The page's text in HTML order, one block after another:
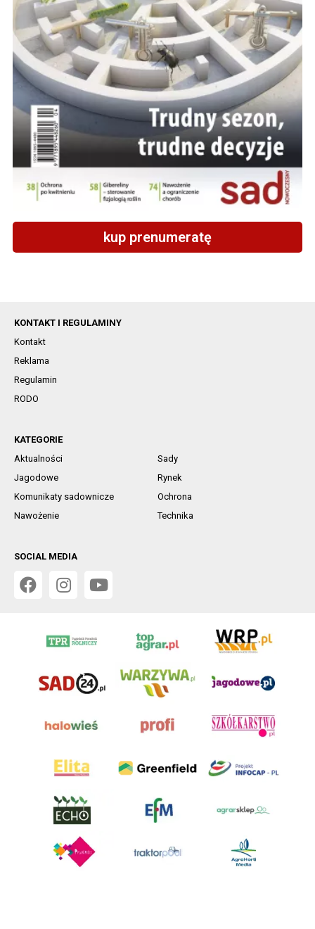
kup prenumeratę
KONTAKT I REGULAMINY
Kontakt
Reklama
Regulamin
RODO
KATEGORIE
Aktualności
Sady
Jagodowe
Rynek
Komunikaty sadownicze
Ochrona
Nawożenie
Technika
SOCIAL MEDIA